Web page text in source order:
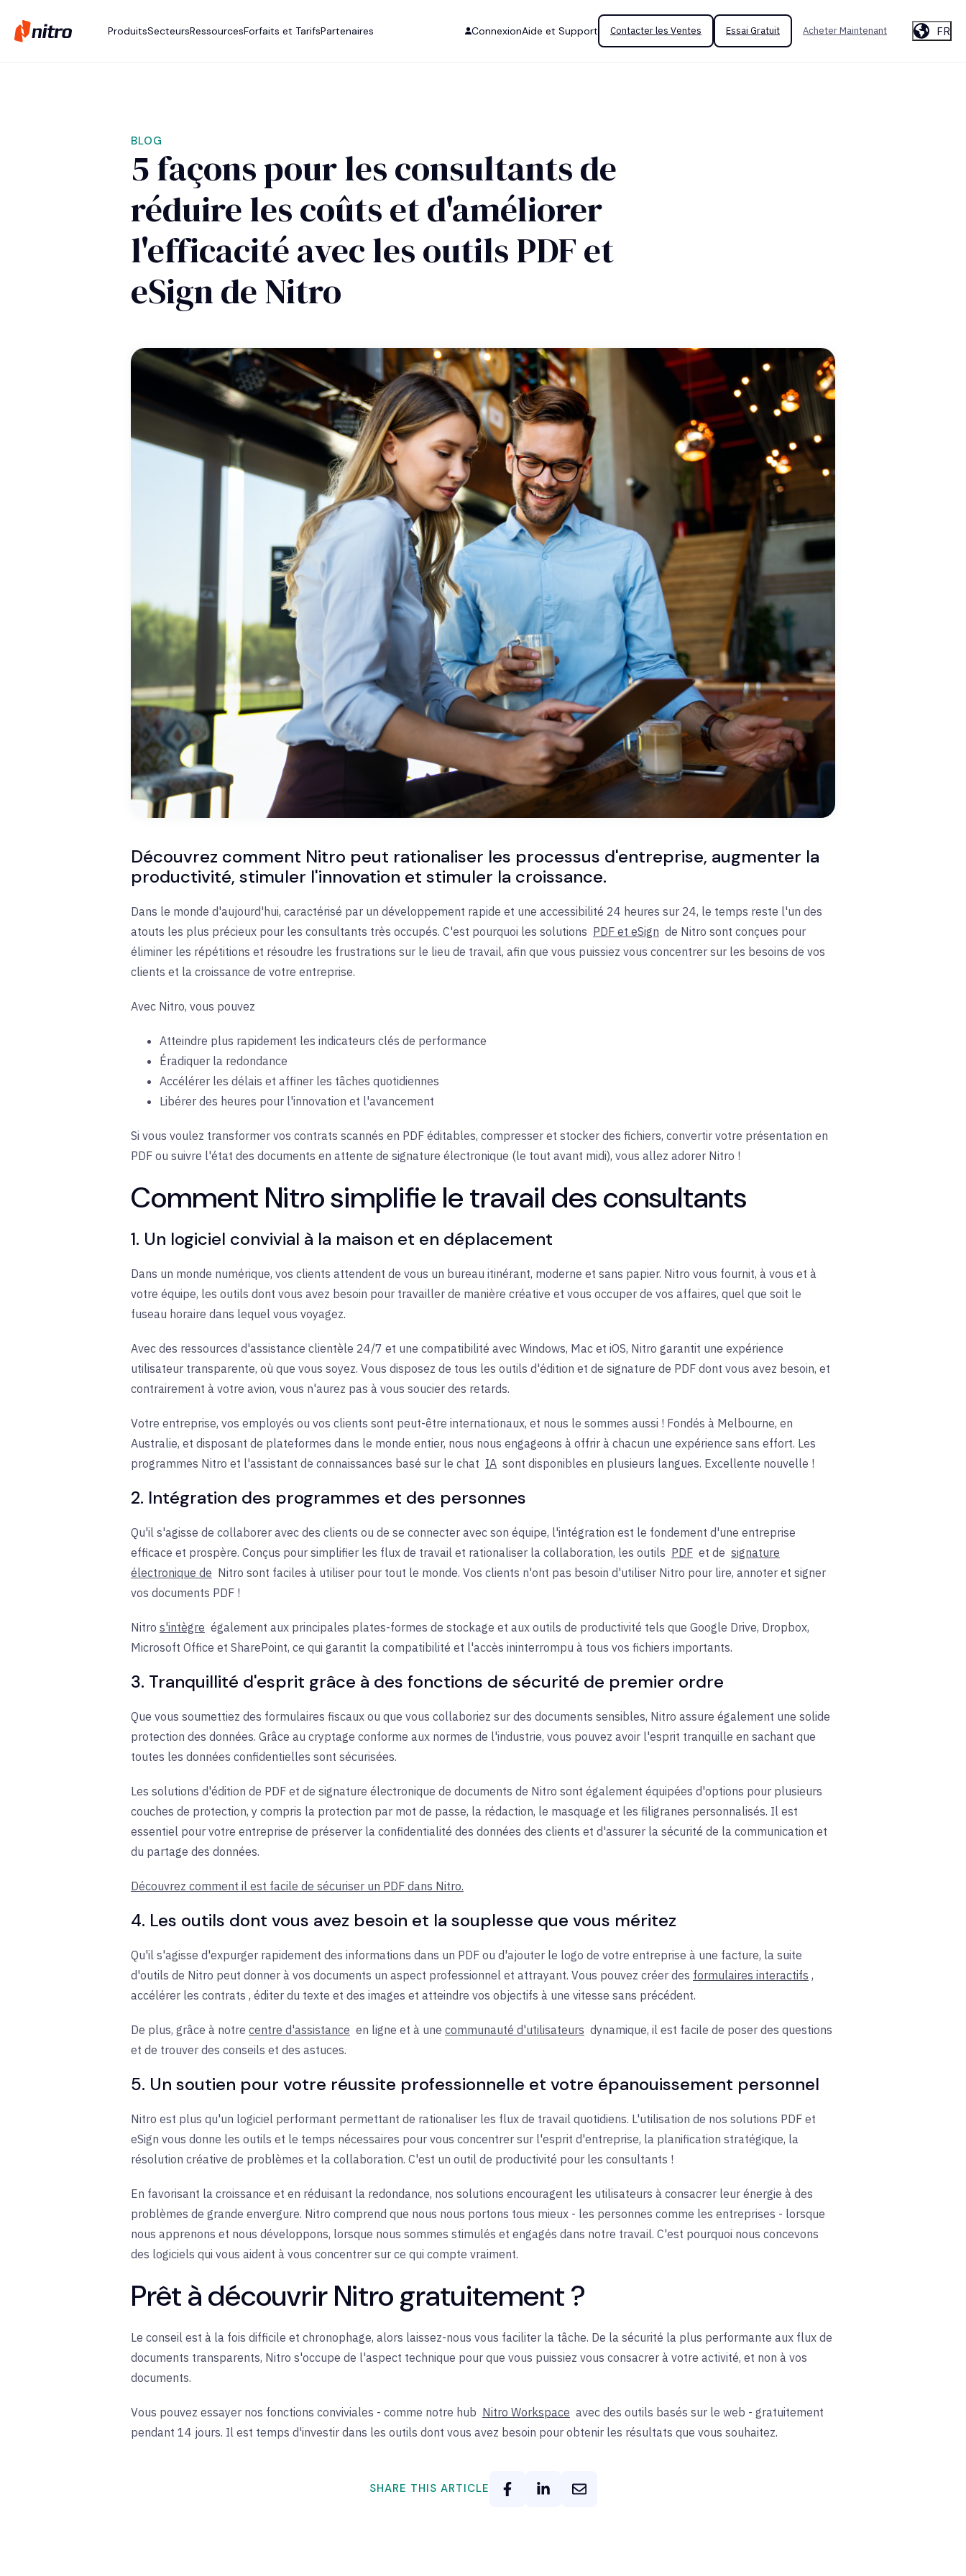
ProduitsSecteursRessourcesForfaits et TarifsPartenaires ConnexionAide et Support Contacter les Ventes Essai Gratuit Acheter Maintenant FR
BLOG
5 façons pour les consultants de
réduire les coûts et d'améliorer
l'efficacité avec les outils PDF et
eSign de Nitro
Découvrez comment Nitro peut rationaliser les processus d'entreprise, augmenter la
productivité, stimuler l'innovation et stimuler la croissance.
Dans le monde d'aujourd'hui, caractérisé par un développement rapide et une accessibilité 24 heures sur 24, le temps reste l'un des
atouts les plus précieux pour les consultants très occupés. C'est pourquoi les solutions PDF et eSign de Nitro sont conçues pour
éliminer les répétitions et résoudre les frustrations sur le lieu de travail, afin que vous puissiez vous concentrer sur les besoins de vos
clients et la croissance de votre entreprise.
Avec Nitro, vous pouvez
Atteindre plus rapidement les indicateurs clés de performance
Éradiquer la redondance
Accélérer les délais et affiner les tâches quotidiennes
Libérer des heures pour l'innovation et l'avancement
Si vous voulez transformer vos contrats scannés en PDF éditables, compresser et stocker des fichiers, convertir votre présentation en
PDF ou suivre l'état des documents en attente de signature électronique (le tout avant midi), vous allez adorer Nitro !
Comment Nitro simplifie le travail des consultants
1. Un logiciel convivial à la maison et en déplacement
Dans un monde numérique, vos clients attendent de vous un bureau itinérant, moderne et sans papier. Nitro vous fournit, à vous et à
votre équipe, les outils dont vous avez besoin pour travailler de manière créative et vous occuper de vos affaires, quel que soit le
fuseau horaire dans lequel vous voyagez.
Avec des ressources d'assistance clientèle 24/7 et une compatibilité avec Windows, Mac et iOS, Nitro garantit une expérience
utilisateur transparente, où que vous soyez. Vous disposez de tous les outils d'édition et de signature de PDF dont vous avez besoin, et
contrairement à votre avion, vous n'aurez pas à vous soucier des retards.
Votre entreprise, vos employés ou vos clients sont peut-être internationaux, et nous le sommes aussi ! Fondés à Melbourne, en
Australie, et disposant de plateformes dans le monde entier, nous nous engageons à offrir à chacun une expérience sans effort. Les
programmes Nitro et l'assistant de connaissances basé sur le chat IA sont disponibles en plusieurs langues. Excellente nouvelle !
2. Intégration des programmes et des personnes
Qu'il s'agisse de collaborer avec des clients ou de se connecter avec son équipe, l'intégration est le fondement d'une entreprise
efficace et prospère. Conçus pour simplifier les flux de travail et rationaliser la collaboration, les outils PDF et de signature
électronique de Nitro sont faciles à utiliser pour tout le monde. Vos clients n'ont pas besoin d'utiliser Nitro pour lire, annoter et signer
vos documents PDF !
Nitro s'intègre également aux principales plates-formes de stockage et aux outils de productivité tels que Google Drive, Dropbox,
Microsoft Office et SharePoint, ce qui garantit la compatibilité et l'accès ininterrompu à tous vos fichiers importants.
3. Tranquillité d'esprit grâce à des fonctions de sécurité de premier ordre
Que vous soumettiez des formulaires fiscaux ou que vous collaboriez sur des documents sensibles, Nitro assure également une solide
protection des données. Grâce au cryptage conforme aux normes de l'industrie, vous pouvez avoir l'esprit tranquille en sachant que
toutes les données confidentielles sont sécurisées.
Les solutions d'édition de PDF et de signature électronique de documents de Nitro sont également équipées d'options pour plusieurs
couches de protection, y compris la protection par mot de passe, la rédaction, le masquage et les filigranes personnalisés. Il est
essentiel pour votre entreprise de préserver la confidentialité des données des clients et d'assurer la sécurité de la communication et
du partage des données.
Découvrez comment il est facile de sécuriser un PDF dans Nitro.
4. Les outils dont vous avez besoin et la souplesse que vous méritez
Qu'il s'agisse d'expurger rapidement des informations dans un PDF ou d'ajouter le logo de votre entreprise à une facture, la suite
d'outils de Nitro peut donner à vos documents un aspect professionnel et attrayant. Vous pouvez créer des formulaires interactifs ,
accélérer les contrats , éditer du texte et des images et atteindre vos objectifs à une vitesse sans précédent.
De plus, grâce à notre centre d'assistance en ligne et à une communauté d'utilisateurs dynamique, il est facile de poser des questions
et de trouver des conseils et des astuces.
5. Un soutien pour votre réussite professionnelle et votre épanouissement personnel
Nitro est plus qu'un logiciel performant permettant de rationaliser les flux de travail quotidiens. L'utilisation de nos solutions PDF et
eSign vous donne les outils et le temps nécessaires pour vous concentrer sur l'esprit d'entreprise, la planification stratégique, la
résolution créative de problèmes et la collaboration. C'est un outil de productivité pour les consultants !
En favorisant la croissance et en réduisant la redondance, nos solutions encouragent les utilisateurs à consacrer leur énergie à des
problèmes de grande envergure. Nitro comprend que nous nous portons tous mieux - les personnes comme les entreprises - lorsque
nous apprenons et nous développons, lorsque nous sommes stimulés et engagés dans notre travail. C'est pourquoi nous concevons
des logiciels qui vous aident à vous concentrer sur ce qui compte vraiment.
Prêt à découvrir Nitro gratuitement ?
Le conseil est à la fois difficile et chronophage, alors laissez-nous vous faciliter la tâche. De la sécurité la plus performante aux flux de
documents transparents, Nitro s'occupe de l'aspect technique pour que vous puissiez vous consacrer à votre activité, et non à vos
documents.
Vous pouvez essayer nos fonctions conviviales - comme notre hub Nitro Workspace avec des outils basés sur le web - gratuitement
pendant 14 jours. Il est temps d'investir dans les outils dont vous avez besoin pour obtenir les résultats que vous souhaitez.
SHARE THIS ARTICLE